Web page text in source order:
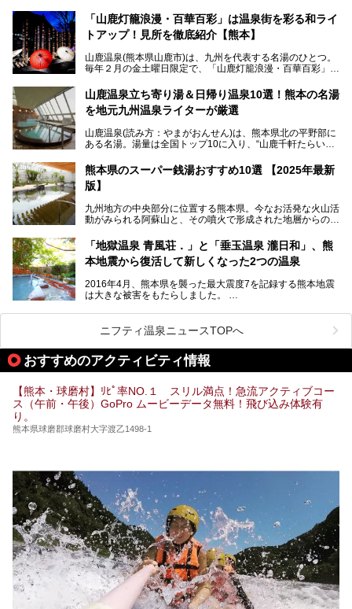
す。
中でも「耕きち(こうきち)の湯」は露天風呂を持たないもの
り一度廃業しましたが、2024年10月に営業再開。数多くの
温泉ファンに注目される名湯です。
今回は再開した耕きちの湯を訪問し、全浴室(男女別大浴
「山鹿灯籠浪漫・百華百彩」は温泉街を彩る和ライ
トアップ！見所を徹底紹介【熊本】
山鹿温泉(熊本県山鹿市)は、九州を代表する名湯のひとつ。
毎年２月の金土曜日限定で、「山鹿灯籠浪漫・百華百彩」
ます。和傘や竹、ろうそくなどを用いて、和情緒たっぷりの
ライトアップが無料で楽しめます。
日、の合計8日間開催。今回は地元九州在住の筆者が、その
見所を徹底紹介。併せて、その他イベントや立ち寄り湯も併
山鹿温泉立ち寄り湯＆日帰り温泉10選！熊本の名湯
を地元九州温泉ライターが厳選
山鹿温泉(読み方：やまがおんせん)は、熊本県北の平野部に
ある名湯。湯量は全国トップ10に入り、“山鹿千軒たらいな
泉質であり、お湯の良さにも定評があります。
今回は地元九州の温泉ライターの私が実際に入浴した中か
設・家族風呂の3パターンに分類し、合計10施設を厳選して
ご紹介。ぜひ、湯めぐりの参考にして下さいね！
熊本県のスーパー銭湯おすすめ10選 【2025年最新
版】
九州地方の中央部分に位置する熊本県。今なお活発な火山活
動がみられる阿蘇山と、その噴火で形成された地層からの湧
す。
そんな熊本県は、県内の至るところから温泉が湧いている温
泉県でもあります。山鹿温泉、玉名温泉、黒川温泉、人吉温
出すスーパー銭湯が豊富です。なかでも注目のスーパー銭湯
をピックアップしました。
「地獄温泉 青風荘．」と「垂玉温泉 瀧日和」、熊
本地震から復活して新しくなった2つの温泉
2016年4月、熊本県を襲った最大震度7を記録する熊本地震
は大きな被害をもたらしました。
阿蘇山麓の南阿蘇村の「地獄温泉 清風荘」、そして「清風
荘」から400mほど離れた「垂玉（たるたま）温泉 山口旅
館」の2軒は、この地震による土砂崩れなどのために、一時
期は孤立状態に。もしかしたらこの時のニュースで、「地獄
温泉」と「垂玉温泉」の名前を知った人もいるかもしれませ
ん。
この2軒は今どうなっているのでしょうか。実は現在は「地
獄温泉 青風荘．」「垂玉温泉 瀧日和」として営業を再開し
します。
ニフティ温泉ニュースTOPへ
おすすめのアクティビティ情報
【熊本・球磨村】ﾘﾋﾟ率NO.１ スリル満点！急流アクティブコー
ス（午前・午後）GoPro ムービーデータ無料！飛び込み体験有
り。
熊本県球磨郡球磨村大字渡乙1498-1